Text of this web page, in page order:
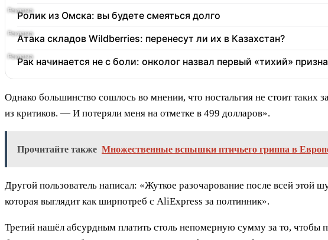
Ролик из Омска: вы будете смеяться долго
Атака складов Wildberries: перенесут ли их в Казахстан?
Рак начинается не с боли: онколог назвал первый «тихий»
Однако большинство сошлось во мнении, что ностальгия не стоит
из критиков. — И потеряли меня на отметке в 499 долларов».
Прочитайте также Множественные вспышки птичьего гриппа в
Другой пользователь написал: «Жуткое разочарование после всей
которая выглядит как ширпотреб с AliExpress за полтинник».
Третий нашёл абсурдным платить столь непомерную сумму за то, чтобы